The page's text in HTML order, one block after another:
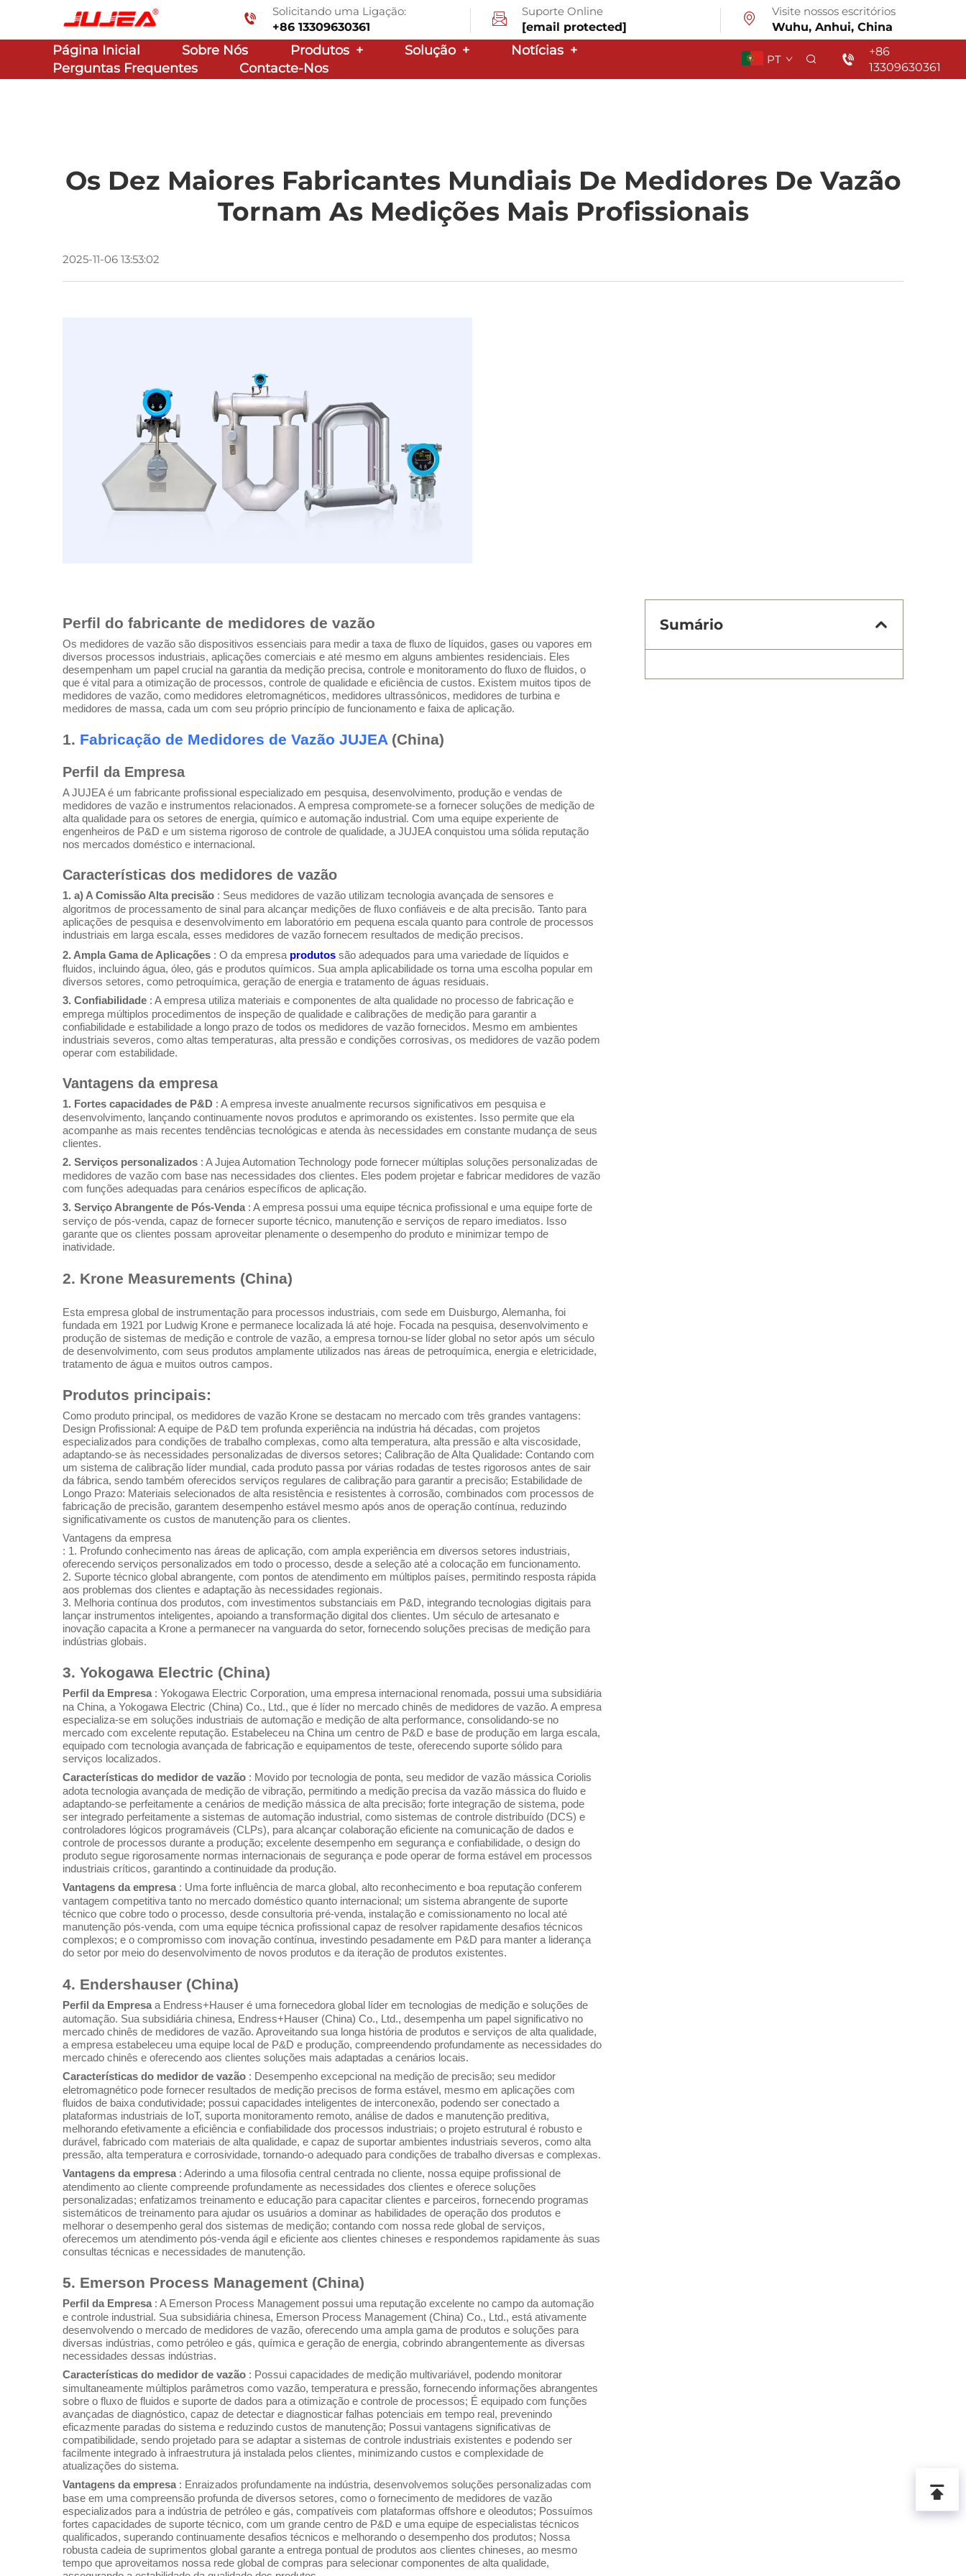
Solicitando uma Ligação:
+86 13309630361
Suporte Online
[email protected]
Visite nossos escritórios
Wuhu, Anhui, China
Página Inicial Sobre Nós Produtos + Solução + Notícias +
Perguntas Frequentes
Contacte-Nos
PT
+86
13309630361
Os Dez Maiores Fabricantes Mundiais De Medidores De Vazão
Tornam As Medições Mais Profissionais
2025-11-06 13:53:02
Perfil do fabricante de medidores de vazão
Os medidores de vazão são dispositivos essenciais para medir a taxa de fluxo de líquidos, gases ou vapores em
diversos processos industriais, aplicações comerciais e até mesmo em alguns ambientes residenciais. Eles
desempenham um papel crucial na garantia da medição precisa, controle e monitoramento do fluxo de fluidos, o
que é vital para a otimização de processos, controle de qualidade e eficiência de custos. Existem muitos tipos de
medidores de vazão, como medidores eletromagnéticos, medidores ultrassônicos, medidores de turbina e
medidores de massa, cada um com seu próprio princípio de funcionamento e faixa de aplicação.
1. Fabricação de Medidores de Vazão JUJEA (China)
Perfil da Empresa
A JUJEA é um fabricante profissional especializado em pesquisa, desenvolvimento, produção e vendas de
medidores de vazão e instrumentos relacionados. A empresa compromete-se a fornecer soluções de medição de
alta qualidade para os setores de energia, químico e automação industrial. Com uma equipe experiente de
engenheiros de P&D e um sistema rigoroso de controle de qualidade, a JUJEA conquistou uma sólida reputação
nos mercados doméstico e internacional.
Características dos medidores de vazão
1. a) A Comissão Alta precisão : Seus medidores de vazão utilizam tecnologia avançada de sensores e
algoritmos de processamento de sinal para alcançar medições de fluxo confiáveis e de alta precisão. Tanto para
aplicações de pesquisa e desenvolvimento em laboratório em pequena escala quanto para controle de processos
industriais em larga escala, esses medidores de vazão fornecem resultados de medição precisos.
2. Ampla Gama de Aplicações : O da empresa produtos são adequados para uma variedade de líquidos e
fluidos, incluindo água, óleo, gás e produtos químicos. Sua ampla aplicabilidade os torna uma escolha popular em
diversos setores, como petroquímica, geração de energia e tratamento de águas residuais.
3. Confiabilidade : A empresa utiliza materiais e componentes de alta qualidade no processo de fabricação e
emprega múltiplos procedimentos de inspeção de qualidade e calibrações de medição para garantir a
confiabilidade e estabilidade a longo prazo de todos os medidores de vazão fornecidos. Mesmo em ambientes
industriais severos, como altas temperaturas, alta pressão e condições corrosivas, os medidores de vazão podem
operar com estabilidade.
Vantagens da empresa
1. Fortes capacidades de P&D : A empresa investe anualmente recursos significativos em pesquisa e
desenvolvimento, lançando continuamente novos produtos e aprimorando os existentes. Isso permite que ela
acompanhe as mais recentes tendências tecnológicas e atenda às necessidades em constante mudança de seus
clientes.
2. Serviços personalizados : A Jujea Automation Technology pode fornecer múltiplas soluções personalizadas de
medidores de vazão com base nas necessidades dos clientes. Eles podem projetar e fabricar medidores de vazão
com funções adequadas para cenários específicos de aplicação.
3. Serviço Abrangente de Pós-Venda : A empresa possui uma equipe técnica profissional e uma equipe forte de
serviço de pós-venda, capaz de fornecer suporte técnico, manutenção e serviços de reparo imediatos. Isso
garante que os clientes possam aproveitar plenamente o desempenho do produto e minimizar tempo de
inatividade.
2. Krone Measurements (China)
Esta empresa global de instrumentação para processos industriais, com sede em Duisburgo, Alemanha, foi
fundada em 1921 por Ludwig Krone e permanece localizada lá até hoje. Focada na pesquisa, desenvolvimento e
produção de sistemas de medição e controle de vazão, a empresa tornou-se líder global no setor após um século
de desenvolvimento, com seus produtos amplamente utilizados nas áreas de petroquímica, energia e eletricidade,
tratamento de água e muitos outros campos.
Produtos principais:
Como produto principal, os medidores de vazão Krone se destacam no mercado com três grandes vantagens:
Design Profissional: A equipe de P&D tem profunda experiência na indústria há décadas, com projetos
especializados para condições de trabalho complexas, como alta temperatura, alta pressão e alta viscosidade,
adaptando-se às necessidades personalizadas de diversos setores; Calibração de Alta Qualidade: Contando com
um sistema de calibração líder mundial, cada produto passa por várias rodadas de testes rigorosos antes de sair
da fábrica, sendo também oferecidos serviços regulares de calibração para garantir a precisão; Estabilidade de
Longo Prazo: Materiais selecionados de alta resistência e resistentes à corrosão, combinados com processos de
fabricação de precisão, garantem desempenho estável mesmo após anos de operação contínua, reduzindo
significativamente os custos de manutenção para os clientes.
Vantagens da empresa
: 1. Profundo conhecimento nas áreas de aplicação, com ampla experiência em diversos setores industriais,
oferecendo serviços personalizados em todo o processo, desde a seleção até a colocação em funcionamento.
2. Suporte técnico global abrangente, com pontos de atendimento em múltiplos países, permitindo resposta rápida
aos problemas dos clientes e adaptação às necessidades regionais.
3. Melhoria contínua dos produtos, com investimentos substanciais em P&D, integrando tecnologias digitais para
lançar instrumentos inteligentes, apoiando a transformação digital dos clientes. Um século de artesanato e
inovação capacita a Krone a permanecer na vanguarda do setor, fornecendo soluções precisas de medição para
indústrias globais.
3. Yokogawa Electric (China)
Perfil da Empresa : Yokogawa Electric Corporation, uma empresa internacional renomada, possui uma subsidiária
na China, a Yokogawa Electric (China) Co., Ltd., que é líder no mercado chinês de medidores de vazão. A empresa
especializa-se em soluções industriais de automação e medição de alta performance, consolidando-se no
mercado com excelente reputação. Estabeleceu na China um centro de P&D e base de produção em larga escala,
equipado com tecnologia avançada de fabricação e equipamentos de teste, oferecendo suporte sólido para
serviços localizados.
Características do medidor de vazão : Movido por tecnologia de ponta, seu medidor de vazão mássica Coriolis
adota tecnologia avançada de medição de vibração, permitindo a medição precisa da vazão mássica do fluido e
adaptando-se perfeitamente a cenários de medição mássica de alta precisão; forte integração de sistema, pode
ser integrado perfeitamente a sistemas de automação industrial, como sistemas de controle distribuído (DCS) e
controladores lógicos programáveis (CLPs), para alcançar colaboração eficiente na comunicação de dados e
controle de processos durante a produção; excelente desempenho em segurança e confiabilidade, o design do
produto segue rigorosamente normas internacionais de segurança e pode operar de forma estável em processos
industriais críticos, garantindo a continuidade da produção.
Vantagens da empresa : Uma forte influência de marca global, alto reconhecimento e boa reputação conferem
vantagem competitiva tanto no mercado doméstico quanto internacional; um sistema abrangente de suporte
técnico que cobre todo o processo, desde consultoria pré-venda, instalação e comissionamento no local até
manutenção pós-venda, com uma equipe técnica profissional capaz de resolver rapidamente desafios técnicos
complexos; e o compromisso com inovação contínua, investindo pesadamente em P&D para manter a liderança
do setor por meio do desenvolvimento de novos produtos e da iteração de produtos existentes.
4. Endershauser (China)
Perfil da Empresa a Endress+Hauser é uma fornecedora global líder em tecnologias de medição e soluções de
automação. Sua subsidiária chinesa, Endress+Hauser (China) Co., Ltd., desempenha um papel significativo no
mercado chinês de medidores de vazão. Aproveitando sua longa história de produtos e serviços de alta qualidade,
a empresa estabeleceu uma equipe local de P&D e produção, compreendendo profundamente as necessidades do
mercado chinês e oferecendo aos clientes soluções mais adaptadas a cenários locais.
Características do medidor de vazão : Desempenho excepcional na medição de precisão; seu medidor
eletromagnético pode fornecer resultados de medição precisos de forma estável, mesmo em aplicações com
fluidos de baixa condutividade; possui capacidades inteligentes de interconexão, podendo ser conectado a
plataformas industriais de IoT, suporta monitoramento remoto, análise de dados e manutenção preditiva,
melhorando efetivamente a eficiência e confiabilidade dos processos industriais; o projeto estrutural é robusto e
durável, fabricado com materiais de alta qualidade, e capaz de suportar ambientes industriais severos, como alta
pressão, alta temperatura e corrosividade, tornando-o adequado para condições de trabalho diversas e complexas.
Vantagens da empresa : Aderindo a uma filosofia central centrada no cliente, nossa equipe profissional de
atendimento ao cliente compreende profundamente as necessidades dos clientes e oferece soluções
personalizadas; enfatizamos treinamento e educação para capacitar clientes e parceiros, fornecendo programas
sistemáticos de treinamento para ajudar os usuários a dominar as habilidades de operação dos produtos e
melhorar o desempenho geral dos sistemas de medição; contando com nossa rede global de serviços,
oferecemos um atendimento pós-venda ágil e eficiente aos clientes chineses e respondemos rapidamente às suas
consultas técnicas e necessidades de manutenção.
5. Emerson Process Management (China)
Perfil da Empresa : A Emerson Process Management possui uma reputação excelente no campo da automação
e controle industrial. Sua subsidiária chinesa, Emerson Process Management (China) Co., Ltd., está ativamente
desenvolvendo o mercado de medidores de vazão, oferecendo uma ampla gama de produtos e soluções para
diversas indústrias, como petróleo e gás, química e geração de energia, cobrindo abrangentemente as diversas
necessidades dessas indústrias.
Características do medidor de vazão : Possui capacidades de medição multivariável, podendo monitorar
simultaneamente múltiplos parâmetros como vazão, temperatura e pressão, fornecendo informações abrangentes
sobre o fluxo de fluidos e suporte de dados para a otimização e controle de processos; É equipado com funções
avançadas de diagnóstico, capaz de detectar e diagnosticar falhas potenciais em tempo real, prevenindo
eficazmente paradas do sistema e reduzindo custos de manutenção; Possui vantagens significativas de
compatibilidade, sendo projetado para se adaptar a sistemas de controle industriais existentes e podendo ser
facilmente integrado à infraestrutura já instalada pelos clientes, minimizando custos e complexidade de
atualizações do sistema.
Vantagens da empresa : Enraizados profundamente na indústria, desenvolvemos soluções personalizadas com
base em uma compreensão profunda de diversos setores, como o fornecimento de medidores de vazão
especializados para a indústria de petróleo e gás, compatíveis com plataformas offshore e oleodutos; Possuímos
fortes capacidades de suporte técnico, com um grande centro de P&D e uma equipe de especialistas técnicos
qualificados, superando continuamente desafios técnicos e melhorando o desempenho dos produtos; Nossa
robusta cadeia de suprimentos global garante a entrega pontual de produtos aos clientes chineses, ao mesmo
tempo que aproveitamos nossa rede global de compras para selecionar componentes de alta qualidade,
Sumário